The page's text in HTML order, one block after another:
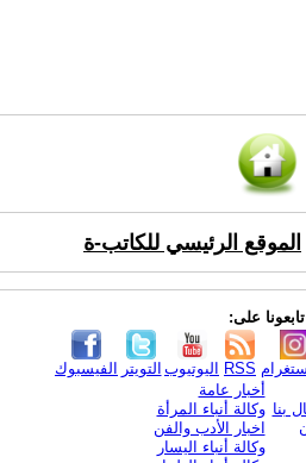
الموقع الرئيسي للكاتب-ة
تابعونا على:
الفيسبوك التويتر اليوتيوب RSS
بنا
أخبار عامة
وكالة أنباء المرأة
اخبار الأدب والفن
وكالة أنباء اليسار